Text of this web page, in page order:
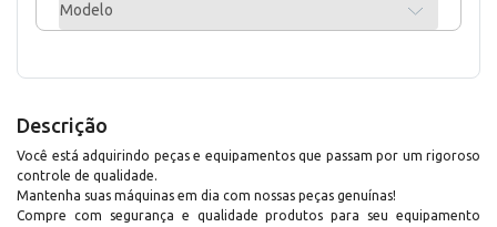
Modelo
Descrição
Você está adquirindo peças e equipamentos que passam por um rigoroso
controle de qualidade.
Mantenha suas máquinas em dia com nossas peças genuínas!
Compre com segurança e qualidade produtos para seu equipamento